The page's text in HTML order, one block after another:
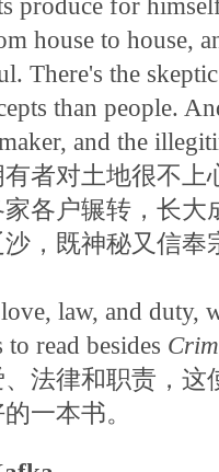
house to house,
There's the
than people.
and the
者对土地很不上
各户辗转，长大
，既神秘又信奉
law, and duty,
read besides
法律和职责，这
一本书。